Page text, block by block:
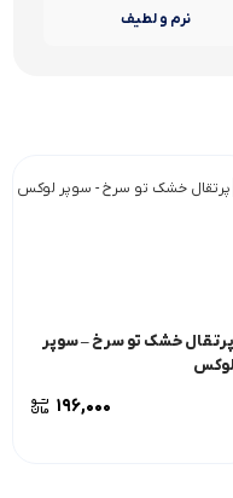
نرم و لطیف
پرتقال خشک تو سرخ – سوپر
لوکس
196,000